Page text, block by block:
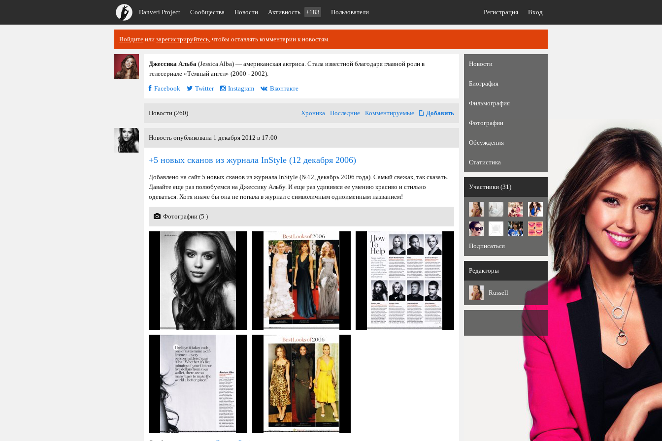
Danveri Project Сообщества Новости Активность +183 Пользователи Регистрация Вход
Войдите или зарегистрируйтесь, чтобы оставлять комментарии к новостям.
Джессика Альба (Jessica Alba) — американская актриса. Стала известной благодаря главной роли в
телесериале «Тёмный ангел» (2000 - 2002).
Facebook
Twitter Instagram Вконтакте
Новости (260) Хроника Последние Комментируемые Добавить
Новость опубликована 1 декабря 2012 в 17:00
+5 новых сканов из журнала InStyle (12 декабря 2006)
Добавлено на сайт 5 новых сканов из журнала InStyle (№12, декабрь 2006 года). Самый свежак, так сказать.
Давайте еще раз полюбуемся на Джессику Альбу. И еще раз удивимся ее умению красиво и стильно
одеваться. Хотя иначе бы она не попала в журнал с символичным одноименным названием!
Фотографии (5 )
Новости
Биография
Фильмография
Фотографии
Обсуждения
Статистика
Участники (31)
Подписаться
Редакторы
Russell